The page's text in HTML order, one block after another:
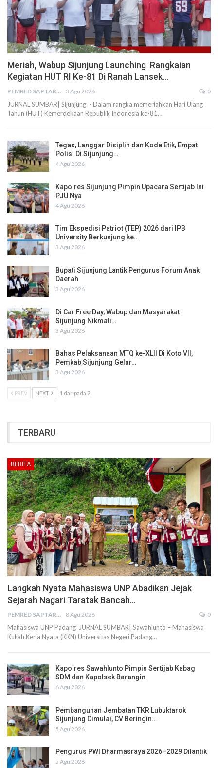
Meriah, Wabup Sijunjung Launching Rangkaian
Kegiatan HUT RI Ke-81 Di Ranah Lansek…
PEMRED SAPTARIUS 3 Agu 2026 0
JURNAL SUMBAR| Sijunjung - Dalam rangka memeriahkan Hari Ulang
Tahun (HUT) Kemerdekaan Republik Indonesia ke-81…
Tegas, Langgar Disiplin dan Kode Etik, Empat
Polisi Di Sijunjung…
4 Agu 2026
Kapolres Sijunjung Pimpin Upacara Sertijab Ini
PJU Nya
4 Agu 2026
Tim Ekspedisi Patriot (TEP) 2026 dari IPB
University Berkunjung ke…
3 Agu 2026
Bupati Sijunjung Lantik Pengurus Forum Anak
Daerah
3 Agu 2026
Di Car Free Day, Wabup dan Masyarakat
Sijunjung Nikmati…
3 Agu 2026
Bahas Pelaksanaan MTQ ke-XLII Di Koto VII,
Pemkab Sijunjung Gelar…
3 Agu 2026
PREV NEXT 1 daripada 2
TERBARU
BERITA
Langkah Nyata Mahasiswa UNP Abadikan Jejak
Sejarah Nagari Taratak Bancah…
PEMRED SAPTARIUS 8 Agu 2026 0
Mahasiswa UNP Padang JURNAL SUMBAR| Sawahlunto – Mahasiswa
Kuliah Kerja Nyata (KKN) Universitas Negeri Padang…
Kapolres Sawahlunto Pimpin Sertijab Kabag
SDM dan Kapolsek Barangin
6 Agu 2026
Pembangunan Jembatan TKR Lubuktarok
Sijunjung Dimulai, CV Beringin…
5 Agu 2026
Pengurus PWI Dharmasraya 2026–2029 Dilantik
5 Agu 2026